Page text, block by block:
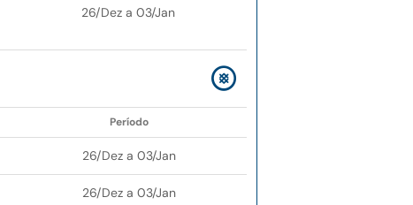
26/Dez a 03/Jan
Período
26/Dez a 03/Jan
26/Dez a 03/Jan